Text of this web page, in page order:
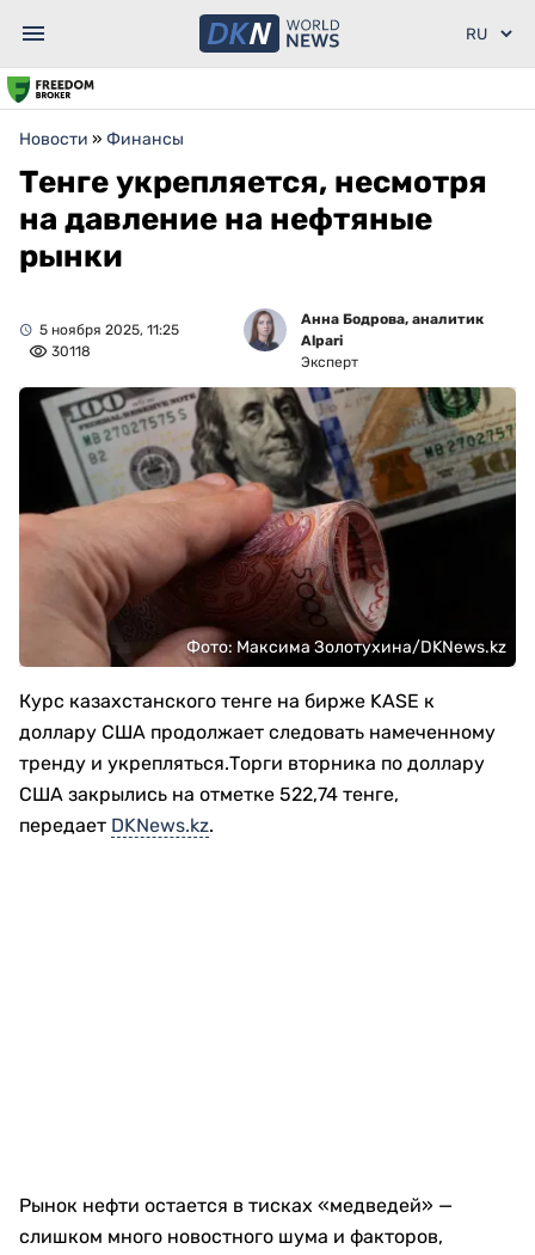
Новости » Финансы
Тенге укрепляется, несмотря
на давление на нефтяные
рынки
5 ноября 2025, 11:25
30118
Анна Бодрова, аналитик
Alpari
Эксперт
Фото: Максима Золотухина/DKNews.kz
Курс казахстанского тенге на бирже KASE к
доллару США продолжает следовать намеченному
тренду и укрепляться.Торги вторника по доллару
США закрылись на отметке 522,74 тенге,
передает DKNews.kz.
Рынок нефти остается в тисках «медведей» —
слишком много новостного шума и факторов,